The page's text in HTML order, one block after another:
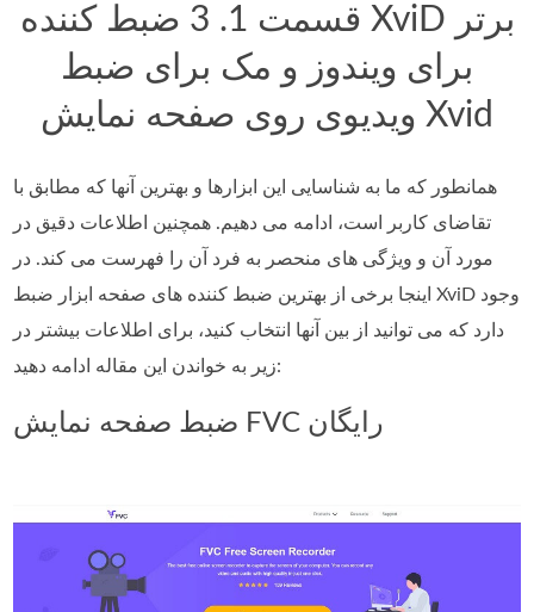
قسمت 1. 3 ضبط کننده XviD برتر
برای ویندوز و مک برای ضبط
ویدیوی روی صفحه نمایش Xvid
همانطور که ما به شناسایی این ابزارها و بهترین آنها که مطابق با
تقاضای کاربر است، ادامه می دهیم. همچنین اطلاعات دقیق در
مورد آن و ویژگی های منحصر به فرد آن را فهرست می کند. در
اینجا برخی از بهترین ضبط کننده های صفحه ابزار ضبط XviD وجود
دارد که می توانید از بین آنها انتخاب کنید، برای اطلاعات بیشتر در
زیر به خواندن این مقاله ادامه دهید:
ضبط صفحه نمایش FVC رایگان